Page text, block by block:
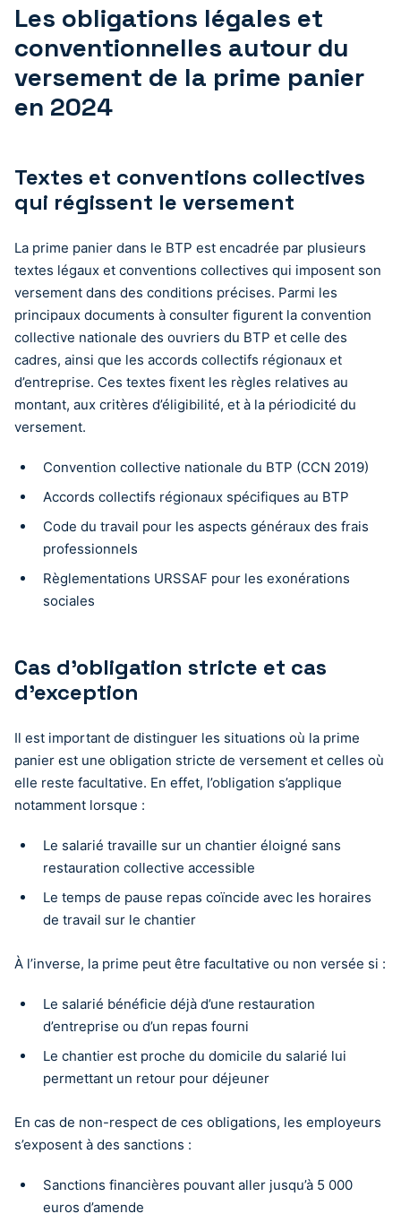
Les obligations légales et
conventionnelles autour du
versement de la prime panier
en 2024
Textes et conventions collectives
qui régissent le versement
La prime panier dans le BTP est encadrée par plusieurs
textes légaux et conventions collectives qui imposent son
versement dans des conditions précises. Parmi les
principaux documents à consulter figurent la convention
collective nationale des ouvriers du BTP et celle des
cadres, ainsi que les accords collectifs régionaux et
d’entreprise. Ces textes fixent les règles relatives au
montant, aux critères d’éligibilité, et à la périodicité du
versement.
Convention collective nationale du BTP (CCN 2019)
Accords collectifs régionaux spécifiques au BTP
Code du travail pour les aspects généraux des frais
professionnels
Règlementations URSSAF pour les exonérations
sociales
Cas d’obligation stricte et cas
d’exception
Il est important de distinguer les situations où la prime
panier est une obligation stricte de versement et celles où
elle reste facultative. En effet, l’obligation s’applique
notamment lorsque :
Le salarié travaille sur un chantier éloigné sans
restauration collective accessible
Le temps de pause repas coïncide avec les horaires
de travail sur le chantier
À l’inverse, la prime peut être facultative ou non versée si :
Le salarié bénéficie déjà d’une restauration
d’entreprise ou d’un repas fourni
Le chantier est proche du domicile du salarié lui
permettant un retour pour déjeuner
En cas de non-respect de ces obligations, les employeurs
s’exposent à des sanctions :
Sanctions financières pouvant aller jusqu’à 5 000
euros d’amende